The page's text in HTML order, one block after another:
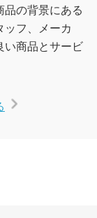
の背景にある
フ、メーカ
い商品とサービ